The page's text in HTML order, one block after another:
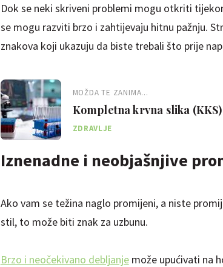
Dok se neki skriveni problemi mogu otkriti
se mogu razviti brzo i zahtijevaju hitnu pažnju.
znakova koji ukazuju da biste trebali što prije
MOŽDA TE ZANIMA...
Kompletna krvna slika
snižene vrijednosti govore o
ZDRAVLJE
Iznenadne i neobjašnjive
Ako vam se težina naglo promijeni, a niste
stil, to može biti znak za uzbunu.
Brzo i neočekivano debljanjemože upućivati na